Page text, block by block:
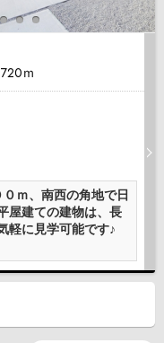
ｍ
ｍ、南西の角地で日
屋建ての建物は、長
軽に見学可能です♪